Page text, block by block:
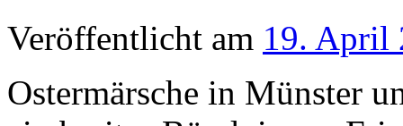
Veröffentlicht am 19. April
Ostermärsche in Münster